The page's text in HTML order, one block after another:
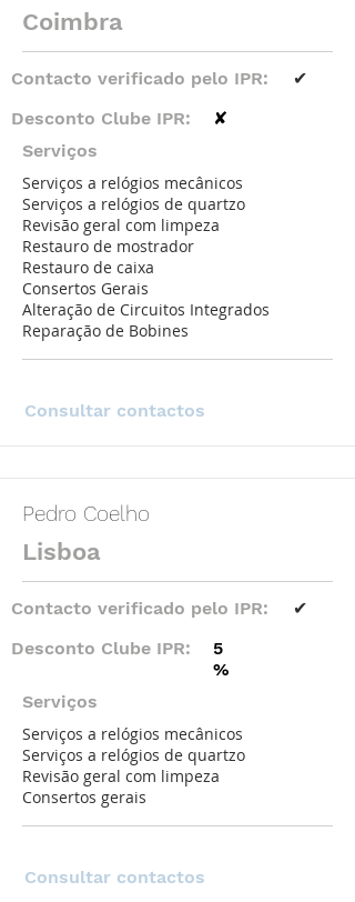
Coimbra
Contacto verificado pelo IPR:
✔
Desconto Clube IPR:
✘
Serviços
Serviços a relógios mecânicos
Serviços a relógios de quartzo
Revisão geral com limpeza
Restauro de mostrador
Restauro de caixa
Consertos Gerais
Alteração de Circuitos Integrados
Reparação de Bobines
Consultar contactos
Pedro Coelho
Lisboa
Contacto verificado pelo IPR:
✔
Desconto Clube IPR:
5
%
Serviços
Serviços a relógios mecânicos
Serviços a relógios de quartzo
Revisão geral com limpeza
Consertos gerais
Consultar contactos